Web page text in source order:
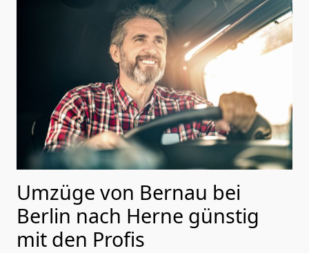
Umzüge von Bernau bei
Berlin nach Herne günstig
mit den Profis